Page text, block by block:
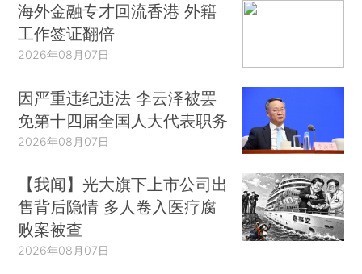
海外金融专才回流香港 外籍
工作签证翻倍
2026年08月07日
因严重违纪违法 李云泽被罢
免第十四届全国人大代表职务
2026年08月07日
【我闻】光大旗下上市公司出
售背后隐情 多人卷入医疗腐
败案被查
2026年08月07日